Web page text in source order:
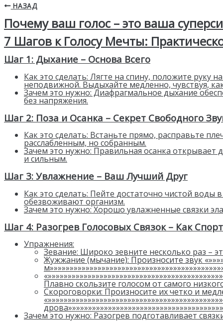
НАЗАД
Почему ваш голос – это ваша
7 Шагов к Голосу Мечты:
Шаг 1: Дыхание – Основа Всего
Как это сделать: Лягте на спину, положите руку
неподвижной. Выдыхайте медленно, чувствуя,
Зачем это нужно: Диафрагмальное дыхание
без напряжения.
Шаг 2: Поза и Осанка – Секрет Свободного
Как это сделать: Встаньте прямо, расправьте
расслабленным, но собранным.
Зачем это нужно: Правильная осанка открывает
и сильным.
Шаг 3: Увлажнение – Ваш Лучший Друг
Как это сделать: Пейте достаточно чистой воды
обезвоживают организм.
Зачем это нужно: Хорошо увлажненные связки
Шаг 4: Разогрев Голосовых Связок – Как
Упражнения:
Зевание: Широко зевните несколько раз –
Жужжание (мычание): Произносите звук
Плавно скользите голосом от самого
Скороговорки: Произносите их четко и
Зачем это нужно: Разогрев подготавливает